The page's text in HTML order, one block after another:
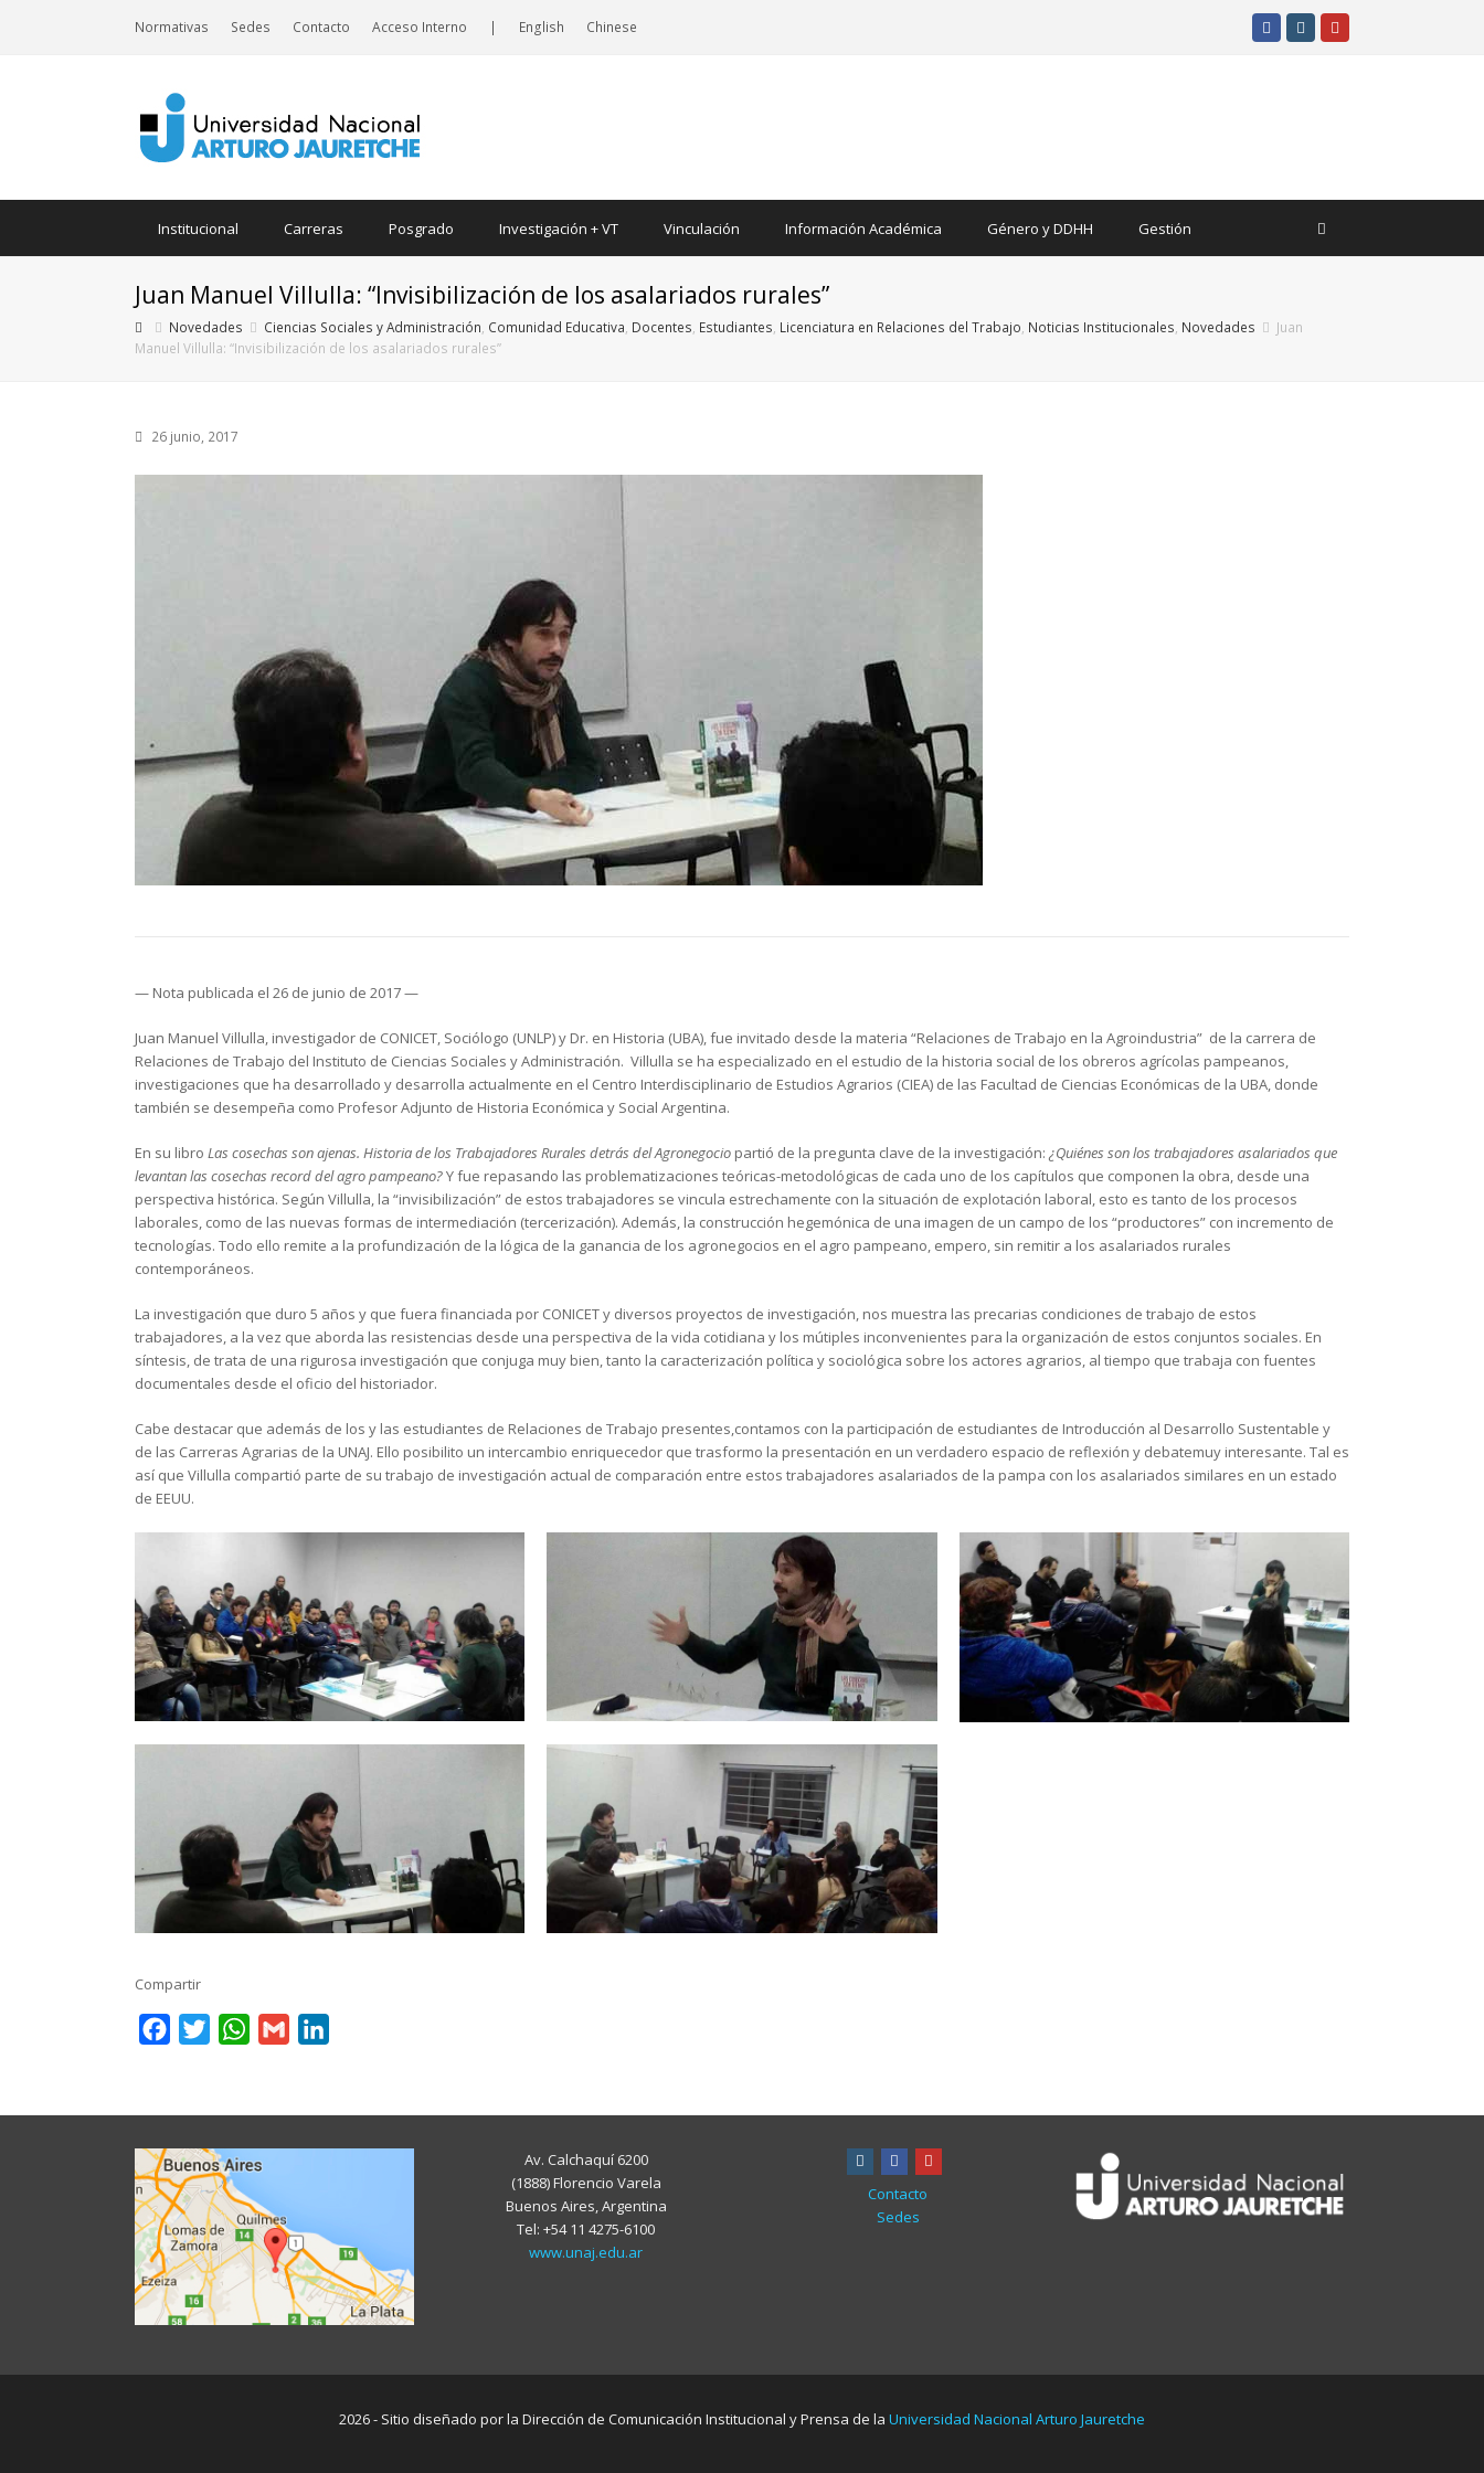
Normativas Sedes Contacto Acceso Interno | English Chinese FacebookInstagram
Institucional Carreras Posgrado Investigación + VT Vinculación Información Académica Género y DDHH Gestión
Juan Manuel Villulla: “Invisibilización de los asalariados rurales”
Novedades Ciencias Sociales y Administración Comunidad Educativa Docentes Estudiantes Licenciatura en Relaciones del Trabajo Noticias Institucionales Novedades
Juan
Manuel Villulla: “Invisibilización de los asalariados rurales”
26 junio, 2017
— Nota publicada el 26 de junio de 2017 —
Juan Manuel Villulla, investigador de CONICET, Sociólogo (UNLP) y Dr. en Historia (UBA), fue invitado desde la materia “Relaciones de Trabajo en la Agroindustria” de la carrera de
Relaciones de Trabajo del Instituto de Ciencias Sociales y Administración. Villulla se ha especializado en el estudio de la historia social de los obreros agrícolas pampeanos,
investigaciones que ha desarrollado y desarrolla actualmente en el Centro Interdisciplinario de Estudios Agrarios (CIEA) de las Facultad de Ciencias Económicas de la UBA, donde
también se desempeña como Profesor Adjunto de Historia Económica y Social Argentina.
En su libro Las cosechas son ajenas. Historia de los Trabajadores Rurales detrás del Agronegocio partió de la pregunta clave de la investigación: ¿Quiénes son los trabajadores asalariados que
levantan las cosechas record del agro pampeano?Y fue repasando las problematizaciones teóricas-metodológicas de cada uno de los capítulos que componen la obra, desde una
perspectiva histórica. Según Villulla, la “invisibilización” de estos trabajadores se vincula estrechamente con la situación de explotación laboral, esto es tanto de los procesos
laborales, como de las nuevas formas de intermediación (tercerización). Además, la construcción hegemónica de una imagen de un campo de los “productores” con incremento de
tecnologías. Todo ello remite a la profundización de la lógica de la ganancia de los agronegocios en el agro pampeano, empero, sin remitir a los asalariados rurales
contemporáneos.
La investigación que duro 5 años y que fuera financiada por CONICET y diversos proyectos de investigación, nos muestra las precarias condiciones de trabajo de estos
trabajadores, a la vez que aborda las resistencias desde una perspectiva de la vida cotidiana y los mútiples inconvenientes para la organización de estos conjuntos sociales. En
síntesis, de trata de una rigurosa investigación que conjuga muy bien, tanto la caracterización política y sociológica sobre los actores agrarios, al tiempo que trabaja con fuentes
documentales desde el oficio del historiador.
Cabe destacar que además de los y las estudiantes de Relaciones de Trabajo presentes,contamos con la participación de estudiantes de Introducción al Desarrollo Sustentable y
de las Carreras Agrarias de la UNAJ. Ello posibilito un intercambio enriquecedor que trasformo la presentación en un verdadero espacio de reflexión y debatemuy interesante. Tal es
así que Villulla compartió parte de su trabajo de investigación actual de comparación entre estos trabajadores asalariados de la pampa con los asalariados similares en un estado
de EEUU.
Compartir
FacebookTwitterWhatsApp
Gmail
Av. Calchaquí 6200
(1888) Florencio Varela
Buenos Aires, Argentina
Tel: +54 11 4275-6100
www.unaj.edu.ar
instagram
facebookyoutube
Contacto
Sedes
2026 - Sitio diseñado por la Dirección de Comunicación Institucional y Prensa de la Universidad Nacional Arturo Jauretche